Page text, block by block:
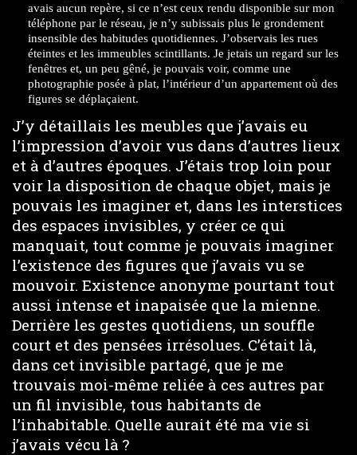
avais aucun repère, si ce n’est ceux rendu disponible sur mon
téléphone par le réseau, je n’y subissais plus le grondement
insensible des habitudes quotidiennes. J’observais les rues
éteintes et les immeubles scintillants. Je jetais un regard sur les
fenêtres et, un peu gêné, je pouvais voir, comme une
photographie posée à plat, l’intérieur d’un appartement où des
figures se déplaçaient.
J’y détaillais les meubles que j’avais eu
l’impression d’avoir vus dans d’autres lieux
et à d’autres époques. J’étais trop loin pour
voir la disposition de chaque objet, mais je
pouvais les imaginer et, dans les interstices
des espaces invisibles, y créer ce qui
manquait, tout comme je pouvais imaginer
l’existence des figures que j’avais vu se
mouvoir. Existence anonyme pourtant tout
aussi intense et inapaisée que la mienne.
Derrière les gestes quotidiens, un souffle
court et des pensées irrésolues. C’était là,
dans cet invisible partagé, que je me
trouvais moi-même reliée à ces autres par
un fil invisible, tous habitants de
l’inhabitable. Quelle aurait été ma vie si
j’avais vécu là ?